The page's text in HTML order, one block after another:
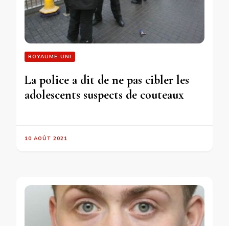
ROYAUME-UNI
La police a dit de ne pas cibler les
adolescents suspects de couteaux
10 AOÛT 2021